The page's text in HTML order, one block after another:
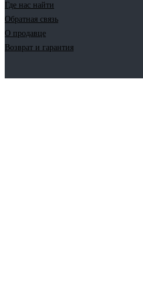
Где нас найти
Обратная связь
О продавце
Возврат и гарантия